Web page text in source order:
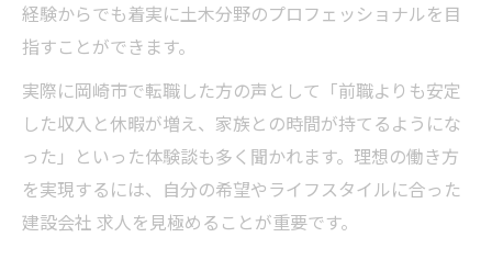
経験からでも着実に土木分野のプロフェッショナルを目
指すことができます。
実際に岡崎市で転職した方の声として「前職よりも安定
した収入と休暇が増え、家族との時間が持てるようにな
った」といった体験談も多く聞かれます。理想の働き方
を実現するには、自分の希望やライフスタイルに合った
建設会社 求人を見極めることが重要です。